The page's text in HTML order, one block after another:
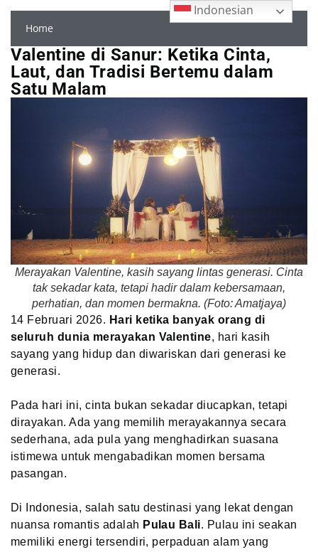
Home
Valentine di Sanur: Ketika Cinta,
Laut, dan Tradisi Bertemu dalam
Satu Malam
Merayakan Valentine, kasih sayang lintas generasi. Cinta
tak sekadar kata, tetapi hadir dalam kebersamaan,
perhatian, dan momen bermakna. (Foto: Amatjaya)
14 Februari 2026. Hari ketika banyak orang di
seluruh dunia merayakan Valentine, hari kasih
sayang yang hidup dan diwariskan dari generasi ke
generasi.
Pada hari ini, cinta bukan sekadar diucapkan, tetapi
dirayakan. Ada yang memilih merayakannya secara
sederhana, ada pula yang menghadirkan suasana
istimewa untuk mengabadikan momen bersama
pasangan.
Di Indonesia, salah satu destinasi yang lekat dengan
nuansa romantis adalah Pulau Bali. Pulau ini seakan
memiliki energi tersendiri, perpaduan alam yang
Indonesian